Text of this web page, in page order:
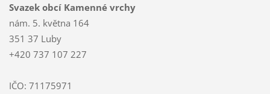
Svazek obcí Kamenné vrchy
nám. 5. května 164
351 37 Luby
+420 737 107 227
IČO: 71175971